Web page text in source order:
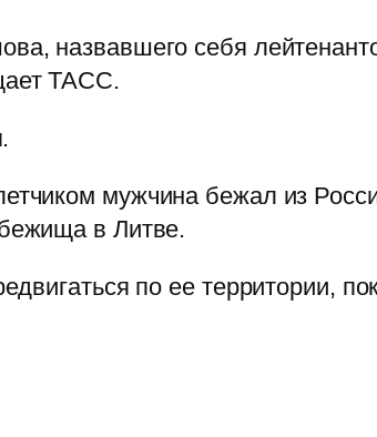
назвавшего себя
ТАСС.
мужчина бежал из
в Литве.
по ее территории,